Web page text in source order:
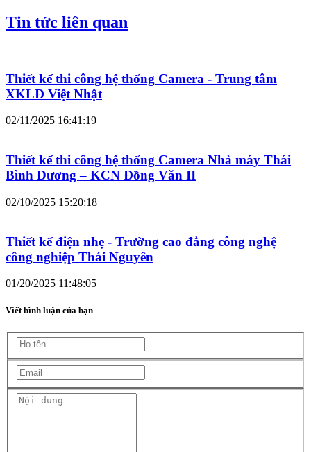
Tin tức liên quan
Thiết kế thi công hệ thống Camera - Trung tâm
XKLĐ Việt Nhật
02/11/2025 16:41:19
Thiết kế thi công hệ thống Camera Nhà máy Thái
Bình Dương – KCN Đồng Văn II
02/10/2025 15:20:18
Thiết kế điện nhẹ - Trường cao đẳng công nghệ
công nghiệp Thái Nguyên
01/20/2025 11:48:05
Viết bình luận của bạn